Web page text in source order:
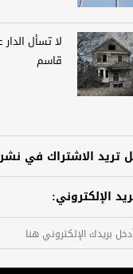
لا تسأل
قاسم
تريد الاشتراك في
الإلكتروني: